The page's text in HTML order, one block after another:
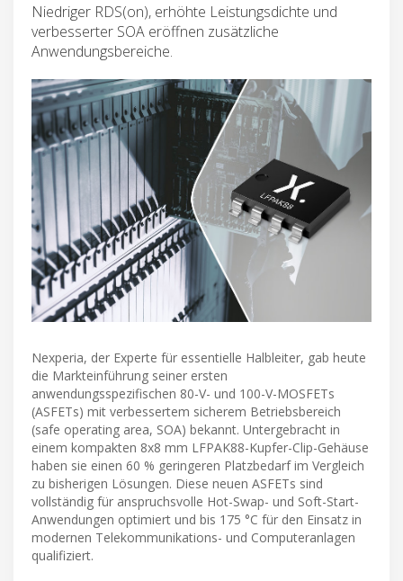
Niedriger RDS(on), erhöhte Leistungsdichte und
verbesserter SOA eröffnen zusätzliche
Anwendungsbereiche.
Nexperia, der Experte für essentielle Halbleiter, gab heute
die Markteinführung seiner ersten
anwendungsspezifischen 80-V- und 100-V-MOSFETs
(ASFETs) mit verbessertem sicherem Betriebsbereich
(safe operating area, SOA) bekannt. Untergebracht in
einem kompakten 8x8 mm LFPAK88-Kupfer-Clip-Gehäuse
haben sie einen 60 % geringeren Platzbedarf im Vergleich
zu bisherigen Lösungen. Diese neuen ASFETs sind
vollständig für anspruchsvolle Hot-Swap- und Soft-Start-
Anwendungen optimiert und bis 175 °C für den Einsatz in
modernen Telekommunikations- und Computeranlagen
qualifiziert.